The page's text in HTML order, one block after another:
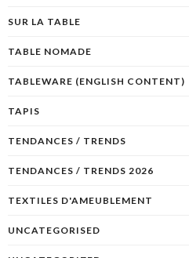
SUR LA TABLE
TABLE NOMADE
TABLEWARE (ENGLISH CONTENT)
TAPIS
TENDANCES / TRENDS
TENDANCES / TRENDS 2026
TEXTILES D'AMEUBLEMENT
UNCATEGORISED